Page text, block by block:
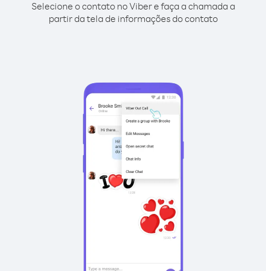
Selecione o contato no Viber e faça a chamada a
partir da tela de informações do contato